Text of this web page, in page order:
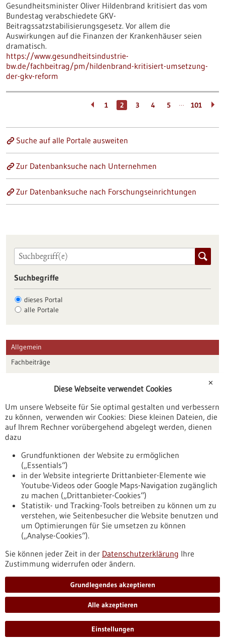
Gesundheitsminister Oliver Hildenbrand kritisiert das vom
Bundestag verabschiedete GKV-
Beitragssatzstabilisierungsgesetz. Vor allem die
Auswirkungen auf die Finanzen der Krankenhäuser seien
dramatisch.
https://www.gesundheitsindustrie-
bw.de/fachbeitrag/pm/hildenbrand-kritisiert-umsetzung-
der-gkv-reform
1 2 3 4 5 … 101
Suche auf alle Portale ausweiten
Zur Datenbanksuche nach Unternehmen
Zur Datenbanksuche nach Forschungseinrichtungen
Suchbegriffe
dieses Portal
alle Portale
Allgemein
Fachbeiträge
Veranstaltungen
Erscheinungsdatum
Nach oben
Informiert bleiben
Newsletter abonnieren
✕
Diese Webseite verwendet Cookies
Um unsere Webseite für Sie optimal gestalten und verbessern
zu können, verwenden wir Cookies: Diese kleinen Dateien, die
auf Ihrem Rechner vorübergehend abgelegt werden, dienen
dazu
Grundfunktionen der Website zu ermöglichen
(„Essentials“)
in der Website integrierte Drittanbieter-Elemente wie
Youtube-Videos oder Google Maps-Navigation zugänglich
zu machen („Drittanbieter-Cookies“)
Statistik- und Tracking-Tools betreiben zu können um zu
verstehen, wie Seitenbesucher die Website benutzen und
um Optimierungen für Sie umsetzen zu können
(„Analyse-Cookies“).
Sie können jeder Zeit in der Datenschutzerklärung Ihre
Zustimmung widerrufen oder ändern.
Grundlegendes akzeptieren
Alle akzeptieren
Einstellungen